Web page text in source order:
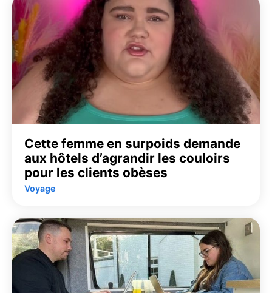
Cette femme en surpoids demande
aux hôtels d’agrandir les couloirs
pour les clients obèses
Voyage